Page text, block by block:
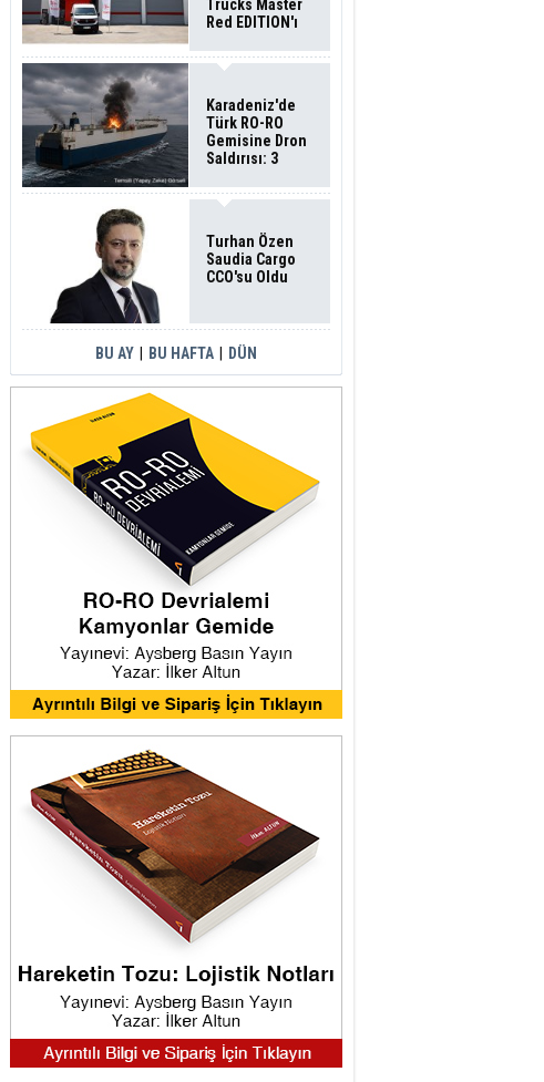
Trucks Master
Red EDITION'ı
Filosuna Katıldı
Karadeniz'de
Türk RO-RO
Gemisine Dron
Saldırısı: 3
Durumu Ağır
Turhan Özen
Saudia Cargo
CCO'su Oldu
BU AY BU HAFTA DÜN